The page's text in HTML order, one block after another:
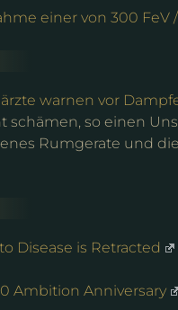
einer von 300 FeV
warnen vor
so einen
Rumgerate und
Disease is Retracted
Ambition Anniversary